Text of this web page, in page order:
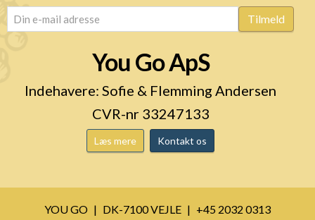
email (Påkrævet) Tilmeld
You Go ApS
Indehavere: Sofie & Flemming Andersen
CVR-nr 33247133
Læs mere Kontakt os
YOU GO DK-7100 VEJLE
+45 2032 0313